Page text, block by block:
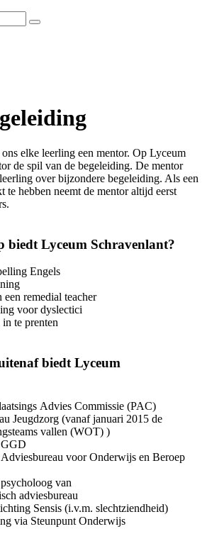
elke leerling een mentor. Op Lyceum
de spil van de begeleiding. De mentor
over bijzondere begeleiding. Als een
hebben neemt de mentor altijd eerst
biedt Lyceum Schravenlant?
Engels
remedial teacher
voor dyslectici
te prenten
biedt Lyceum
Advies Commissie (PAC)
Jeugdzorg (vanaf januari 2015 de
vallen (WOT) )
GGD
voor Onderwijs en Beroep
van
adviesbureau
Sensis (i.v.m. slechtziendheid)
via Steunpunt Onderwijs